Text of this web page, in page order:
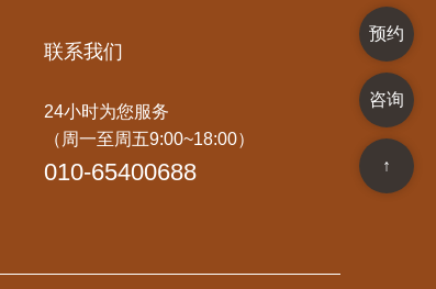
联系我们
24小时为您服务
（周一至周五9:00~18:00）
010-65400688
预约
咨询
↑